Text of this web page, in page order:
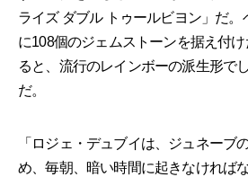
ライズ ダブル トゥールビヨン」だ。
に108個のジェムストーンを据え付
ると、流行のレインボーの派生形で
だ。
「ロジェ・デュブイは、ジュネーブ
め、毎朝、暗い時間に起きなければ